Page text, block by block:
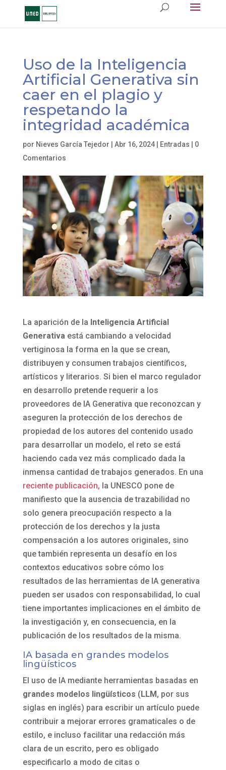
Uso de la Inteligencia
Artificial Generativa sin
caer en el plagio y
respetando la
integridad académica
por Nieves García Tejedor Abr 16, 2024| Entradas
0
Comentarios
La aparición de la Inteligencia Artificial
Generativaestá cambiando a velocidad
vertiginosa la forma en la que se crean,
distribuyen y consumen trabajos científicos,
artísticos y literarios. Si bien el marco regulador
en desarrollo pretende requerir a los
proveedores de IA Generativa que reconozcan y
aseguren la protección de los derechos de
propiedad de los autores del contenido usado
para desarrollar un modelo, el reto se está
haciendo cada vez más complicado dada la
inmensa cantidad de trabajos generados. En una
reciente publicación, la UNESCO pone de
manifiesto que la ausencia de trazabilidad no
solo genera preocupación respecto a la
protección de los derechos y la justa
compensación a los autores originales, sino
que también representa un desafío en los
contextos educativos sobre cómo los
resultados de las herramientas de IA generativa
pueden ser usados con responsabilidad, lo cual
tiene importantes implicaciones en el ámbito de
la investigación y, en consecuencia, en la
publicación de los resultados de la misma.
IA basada en grandes modelos
lingüísticos
El uso de IA mediante herramientas basadas en
grandes modelos lingüísticos (LLM, por sus
siglas en inglés) para escribir un artículo puede
contribuir a mejorar errores gramaticales o de
estilo, e incluso facilitar una redacción más
clara de un escrito, pero es obligado
especificarlo a modo de citas o